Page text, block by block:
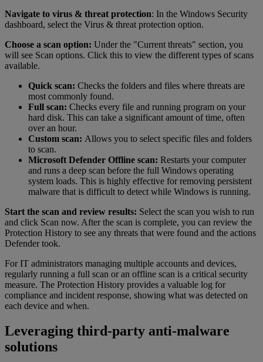
Navigate to virus & threat protection: In the Windows Security
dashboard, select the Virus & threat protection option.
Choose a scan option: Under the "Current threats" section, you
will see Scan options. Click this to view the different types of scans
available.
Quick scan: Checks the folders and files where threats are
most commonly found.
Full scan: Checks every file and running program on your
hard disk. This can take a significant amount of time, often
over an hour.
Custom scan: Allows you to select specific files and folders
to scan.
Microsoft Defender Offline scan: Restarts your computer
and runs a deep scan before the full Windows operating
system loads. This is highly effective for removing persistent
malware that is difficult to detect while Windows is running.
Start the scan and review results: Select the scan you wish to run
and click Scan now. After the scan is complete, you can review the
Protection History to see any threats that were found and the actions
Defender took.
For IT administrators managing multiple accounts and devices,
regularly running a full scan or an offline scan is a critical security
measure. The Protection History provides a valuable log for
compliance and incident response, showing what was detected on
each device and when.
Leveraging third-party anti-malware
solutions